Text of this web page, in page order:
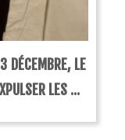
DÉCEMBRE, LE
LES ...